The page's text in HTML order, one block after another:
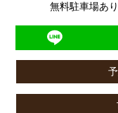
無料駐車場あ